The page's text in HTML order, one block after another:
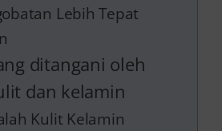
Lebih Tepat
ditangani oleh
dan kelamin
Kulit Kelamin